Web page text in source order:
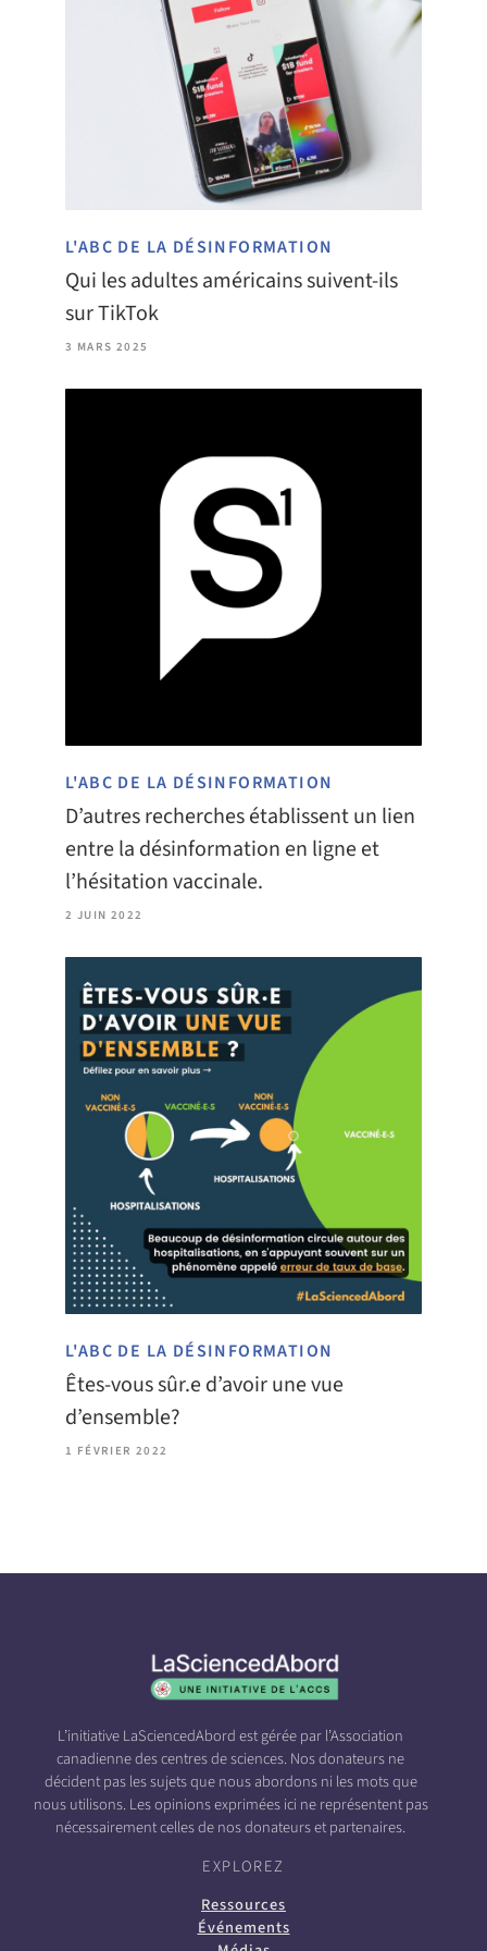
L'ABC DE LA DÉSINFORMATION
Qui les adultes américains suivent-ils
sur TikTok
3 MARS 2025
L'ABC DE LA DÉSINFORMATION
D’autres recherches établissent un lien
entre la désinformation en ligne et
l’hésitation vaccinale.
2 JUIN 2022
L'ABC DE LA DÉSINFORMATION
Êtes-vous sûr.e d’avoir une vue
d’ensemble?
1 FÉVRIER 2022
L’initiative LaSciencedAbord est gérée par l’Association
canadienne des centres de sciences. Nos donateurs ne
décident pas les sujets que nous abordons ni les mots que
nous utilisons. Les opinions exprimées ici ne représentent pas
nécessairement celles de nos donateurs et partenaires.
EXPLOREZ
Ressources
Événements